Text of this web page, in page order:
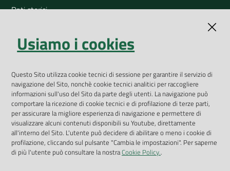
Dati storici
Open Data
App Arpav
Rapporti regionali annuali
Le Infografiche
Dispenser dati
Vai alla pagina
Usiamo i cookies
Questo Sito utilizza cookie tecnici di sessione per garantire il servizio di
navigazione del Sito, nonchè cookie tecnici analitici per raccogliere
informazioni sull'uso del Sito da parte degli utenti. La navigazione può
comportare la ricezione di cookie tecnici e di profilazione di terze parti,
per assicurare la migliore esperienza di navigazione e permettere di
visualizzare alcuni contenuti disponibili su Youtube, direttamente
all'interno del Sito. L'utente può decidere di abilitare o meno i cookie di
profilazione, cliccando sul pulsante "Cambia le impostazioni". Per saperne
di più l'utente può consultare la nostraCookie Policy..